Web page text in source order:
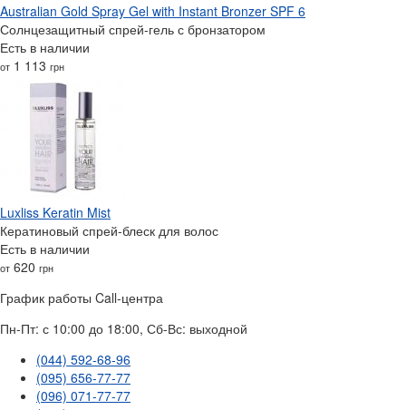
Australian Gold Spray Gel with Instant Bronzer SPF 6
Солнцезащитный спрей-гель с бронзатором
Есть в наличии
от 1 113 грн
Luxliss Keratin Mist
Кератиновый спрей-блеск для волос
Есть в наличии
от 620 грн
График работы Call-центра
Пн-Пт: с 10:00 до 18:00, Сб-Вс: выходной
(044) 592-68-96
(095) 656-77-77
(096) 071-77-77